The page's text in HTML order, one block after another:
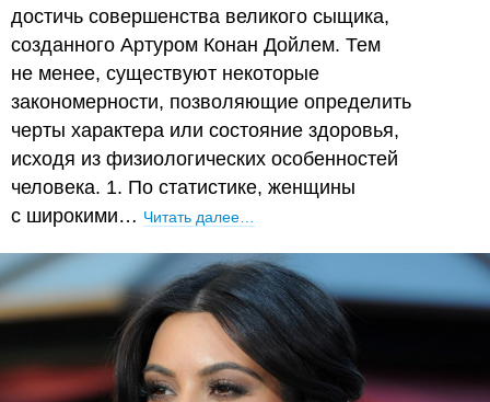
достичь совершенства великого сыщика,
созданного Артуром Конан Дойлем. Тем
не менее, существуют некоторые
закономерности, позволяющие определить
черты характера или состояние здоровья,
исходя из физиологических особенностей
человека. 1. По статистике, женщины
с широкими… Читать далее…